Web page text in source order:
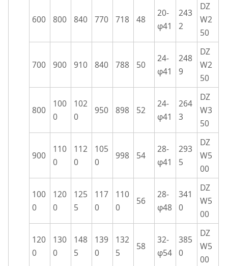
600 800 840 770 718 48
20-
φ41
243
2
DZ
W2
50
700 900 910 840 788 50
24-
φ41
248
9
DZ
W2
50
800
100
0
102
0
950 898 52
24-
φ41
264
3
DZ
W3
50
900
110
0
112
0
105
0
998 54
28-
φ41
293
5
DZ
W5
00
100
0
120
0
125
5
117
0
110
0
56
28-
φ48
341
0
DZ
W5
00
120
0
130
0
148
5
139
0
132
5
58
32-
φ54
385
0
DZ
W5
00